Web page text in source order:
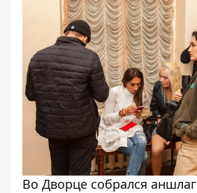
Во Дворце собрался аншлаг